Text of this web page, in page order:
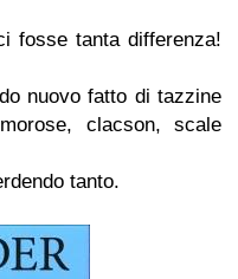
fosse tanta differenza!
nuovo fatto di tazzine
clacson, scale
tanto.